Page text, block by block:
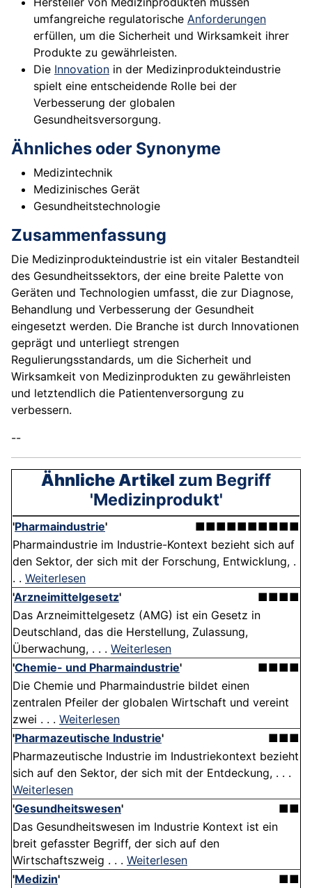
umfangreiche regulatorische Anforderungen
erfüllen, um die Sicherheit und Wirksamkeit ihrer
Produkte zu gewährleisten.
Die Innovation in der Medizinprodukteindustrie
spielt eine entscheidende Rolle bei der
Verbesserung der globalen
Gesundheitsversorgung.
Ähnliches oder Synonyme
Medizintechnik
Medizinisches Gerät
Gesundheitstechnologie
Zusammenfassung
Die Medizinprodukteindustrie ist ein vitaler Bestandteil
des Gesundheitssektors, der eine breite Palette von
Geräten und Technologien umfasst, die zur Diagnose,
Behandlung und Verbesserung der Gesundheit
eingesetzt werden. Die Branche ist durch Innovationen
geprägt und unterliegt strengen
Regulierungsstandards, um die Sicherheit und
Wirksamkeit von Medizinprodukten zu gewährleisten
und letztendlich die Patientenversorgung zu
verbessern.
--
Ähnliche Artikel zum Begriff
'Medizinprodukt'
'Pharmaindustrie'
■■■■■■■■■■
Pharmaindustrie im Industrie-Kontext bezieht sich auf
den Sektor, der sich mit der Forschung, Entwicklung, .
. . Weiterlesen
'Arzneimittelgesetz'
■■■■
Das Arzneimittelgesetz (AMG) ist ein Gesetz in
Deutschland, das die Herstellung, Zulassung,
Überwachung, . . . Weiterlesen
'Chemie- und Pharmaindustrie'
■■■■
Die Chemie und Pharmaindustrie bildet einen
zentralen Pfeiler der globalen Wirtschaft und vereint
zwei . . . Weiterlesen
'Pharmazeutische Industrie'
■■■
Pharmazeutische Industrie im Industriekontext bezieht
sich auf den Sektor, der sich mit der Entdeckung, . . .
Weiterlesen
'Gesundheitswesen'
■■
Das Gesundheitswesen im Industrie Kontext ist ein
breit gefasster Begriff, der sich auf den
Wirtschaftszweig . . . Weiterlesen
'Medizin'
■■